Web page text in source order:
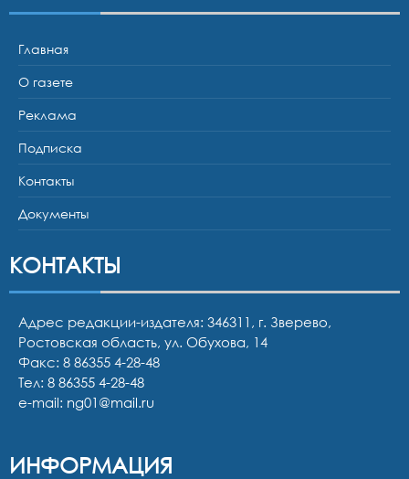
Главная
О газете
Реклама
Подписка
Контакты
Документы
КОНТАКТЫ
Адрес редакции-издателя: 346311, г. Зверево,
Ростовская область, ул. Обухова, 14
Факс: 8 86355 4-28-48
Тел: 8 86355 4-28-48
e-mail: ng01@mail.ru
ИНФОРМАЦИЯ